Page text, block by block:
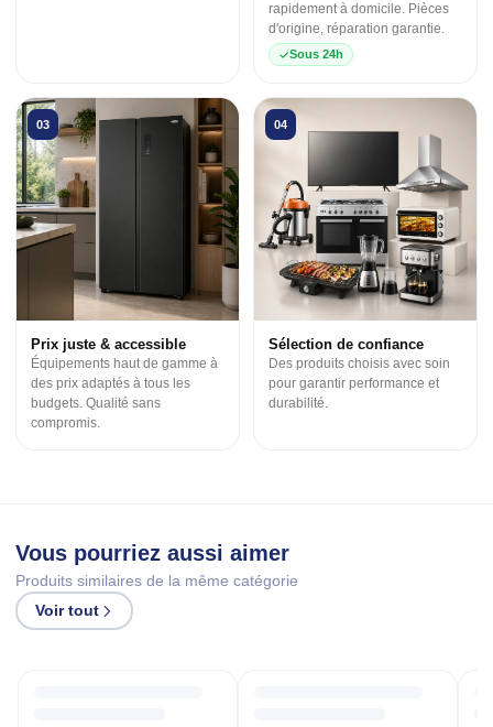
rapidement à domicile. Pièces
d'origine, réparation garantie.
Sous 24h
03
Prix juste & accessible
Équipements haut de gamme à
des prix adaptés à tous les
budgets. Qualité sans
compromis.
04
Sélection de confiance
Des produits choisis avec soin
pour garantir performance et
durabilité.
Vous pourriez aussi aimer
Produits similaires de la même catégorie
Voir tout